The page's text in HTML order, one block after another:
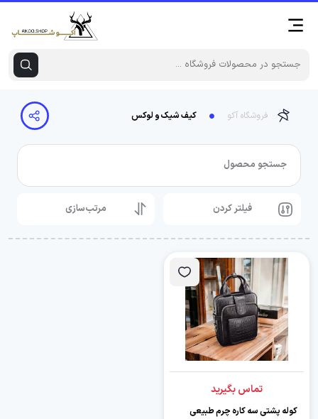
فروشگاه آکو کیف شیک و لوکس
جستجو محصول
فیلتر کردن مرتب‌سازی
تماس بگیرید
كوله پشتي سه كاره چرم طبيعي